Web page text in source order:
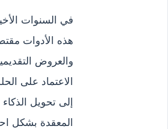
في السنوات
هذه الأدوات
والعروض
الاعتماد على
إلى تحويل
المعقدة بشكل